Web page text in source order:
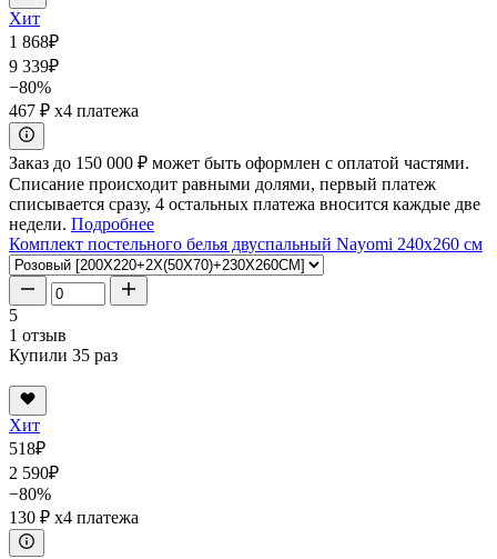
Хит
1 868₽
9 339₽
−80%
467 ₽ x4 платежа
Заказ до 150 000 ₽ может быть оформлен с оплатой частями.
Списание происходит равными долями, первый платеж
списывается сразу, 4 остальных платежа вносится каждые две
недели. Подробнее
Комплект постельного белья двуспальный Nayomi 240x260 см
5
1 отзыв
Купили 35 раз
Хит
518₽
2 590₽
−80%
130 ₽ x4 платежа